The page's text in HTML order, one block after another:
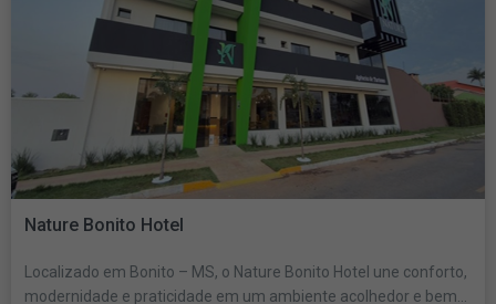
Nature Bonito Hotel
Localizado em Bonito – MS, o Nature Bonito Hotel une conforto,
modernidade e praticidade em um ambiente acolhedor e bem...